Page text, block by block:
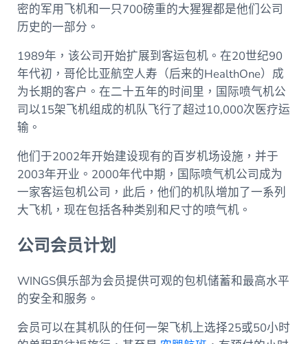
密的军用飞机和一只700磅重的大猩猩都是他们公司
历史的一部分。
1989年，该公司开始扩展到客运包机。在20世纪90
年代初，哥伦比亚航空人寿（后来的HealthOne）成
为长期的客户。在二十五年的时间里，国际喷气机公
司以15架飞机组成的机队飞行了超过10,000次医疗运
输。
他们于2002年开始建设现有的百岁机场设施，并于
2003年开业。2000年代中期，国际喷气机公司成为
一家客运包机公司，此后，他们的机队增加了一系列
大飞机，现在包括各种类别和尺寸的喷气机。
公司会员计划
WINGS俱乐部为会员提供可观的包机储蓄和最高水平
的安全和服务。
会员可以在其机队的任何一架飞机上选择25或50小时